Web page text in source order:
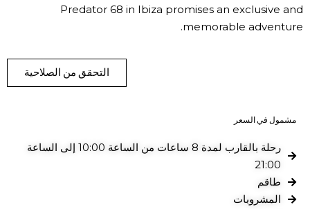
Predator 68 in Ibiza promises an exclusive and
memorable adventure.
التحقق من الصلاحية
مشمول في السعر
رحلة بالقارب لمدة 8 ساعات من الساعة 10:00 إلى الساعة
21:00
طاقم
المشروبات